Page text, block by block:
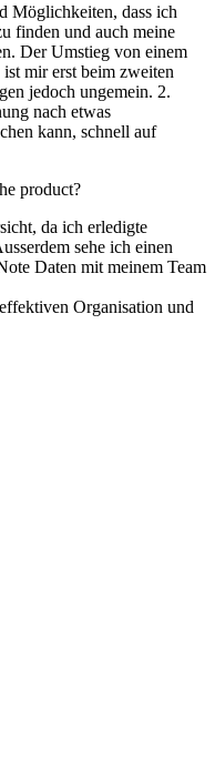
Möglichkeiten, dass ich
finden und auch meine
Der Umstieg von einem
ist mir erst beim zweiten
jedoch ungemein. 2.
nach etwas
kann, schnell auf
product?
da ich erledigte
sehe ich einen
Daten mit meinem Team
Organisation und